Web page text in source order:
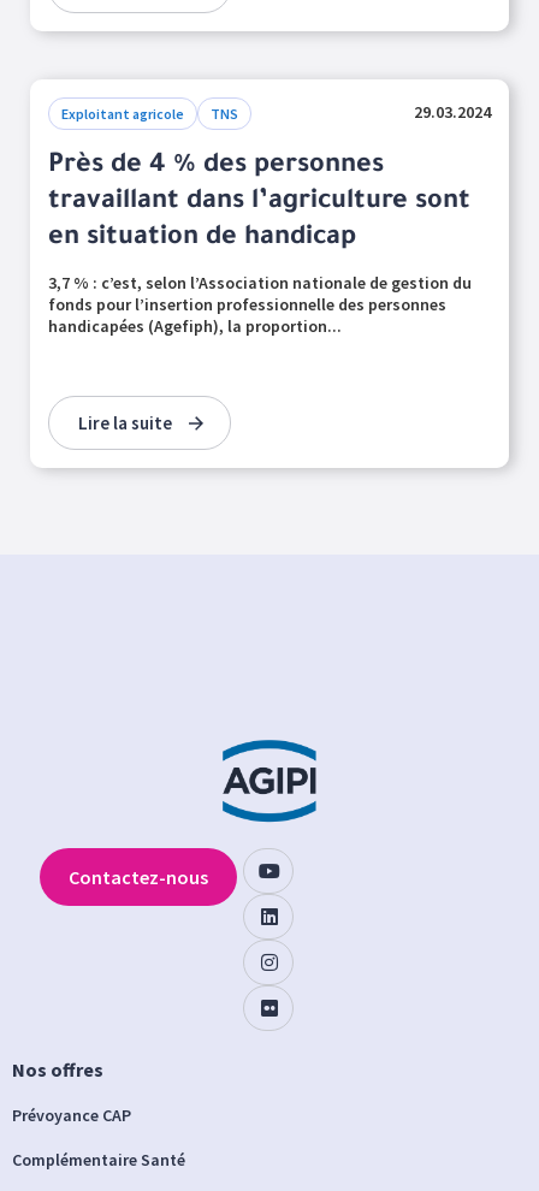
Exploitant agricole TNS 29.03.2024
Près de 4 % des personnes
travaillant dans l’agriculture sont
en situation de handicap
3,7 % : c’est, selon l’Association nationale de gestion du
fonds pour l’insertion professionnelle des personnes
handicapées (Agefiph), la proportion...
Lire la suite
Nos offres
Prévoyance CAP
Complémentaire Santé
Contactez-nous